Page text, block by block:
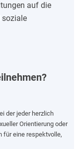
auf die
soziale
der jeder herzlich
Orientierung oder
für eine respektvolle,